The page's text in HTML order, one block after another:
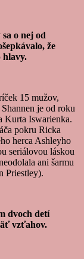
o nej od
že
hlavy.
15 mužov,
je od roku
Kurta Iswarienka.
pokru Ricka
herca Ashleyho
seriálovou láskou
ani šarmu
Priestley).
dvoch detí
vzťahov.